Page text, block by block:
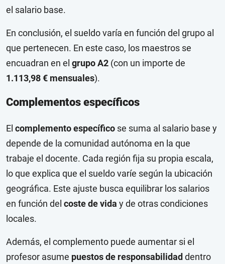
el salario base.
En conclusión, el sueldo varía en función del grupo al
que pertenecen. En este caso, los maestros se
encuadran en el grupo A2 (con un importe de
1.113,98 € mensuales).
Complementos específicos
El complemento específico se suma al salario base y
depende de la comunidad autónoma en la que
trabaje el docente. Cada región fija su propia escala,
lo que explica que el sueldo varíe según la ubicación
geográfica. Este ajuste busca equilibrar los salarios
en función del coste de vida y de otras condiciones
locales.
Además, el complemento puede aumentar si el
profesor asume puestos de responsabilidad dentro